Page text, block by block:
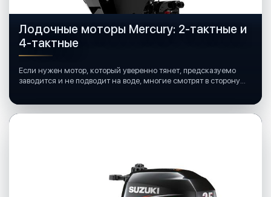
Лодочные моторы Mercury: 2-тактные и
4-тактные
Если нужен мотор, который уверенно тянет, предсказуемо
заводится и не подводит на воде, многие смотрят в сторону